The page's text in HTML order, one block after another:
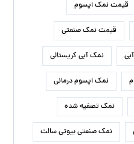
قیمت نمک اپسوم
قیمت نمک صنعتی
نمک آبی کریستالی
نمک اپسوم درمانی
نمک تصفیه شده
نمک صنعتی بیوتی سالت